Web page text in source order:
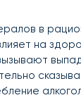
в
на